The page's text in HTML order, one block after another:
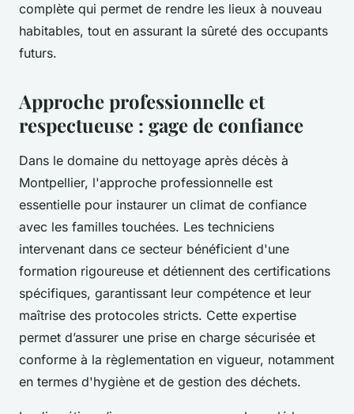
complète qui permet de rendre les lieux à nouveau
habitables, tout en assurant la sûreté des occupants
futurs.
Approche professionnelle et
respectueuse : gage de confiance
Dans le domaine du nettoyage après décès à
Montpellier, l'approche professionnelle est
essentielle pour instaurer un climat de confiance
avec les familles touchées. Les techniciens
intervenant dans ce secteur bénéficient d'une
formation rigoureuse et détiennent des certifications
spécifiques, garantissant leur compétence et leur
maîtrise des protocoles stricts. Cette expertise
permet d’assurer une prise en charge sécurisée et
conforme à la règlementation en vigueur, notamment
en termes d'hygiène et de gestion des déchets.